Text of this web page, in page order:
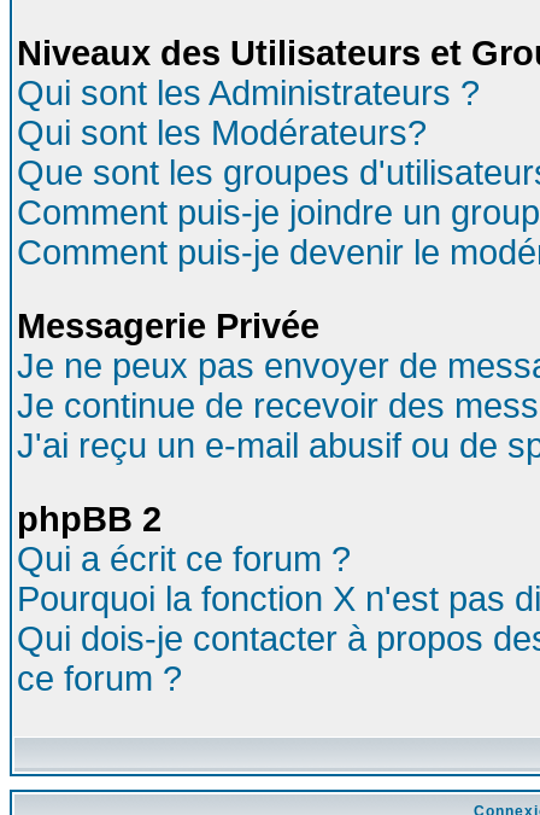
Niveaux des Utilisateurs et
Qui sont les Administrateurs ?
Qui sont les Modérateurs?
Que sont les groupes
Comment puis-je joindre un
Comment puis-je devenir le
Messagerie Privée
Je ne peux pas envoyer de
Je continue de recevoir des
J'ai reçu un e-mail abusif ou de
phpBB 2
Qui a écrit ce forum ?
Pourquoi la fonction X n'est pas
Qui dois-je contacter à propos
ce forum ?